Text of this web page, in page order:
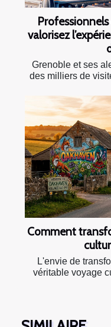
valorisez
Grenoble et ses
des milliers de
Comment
L'envie de
véritable voyage